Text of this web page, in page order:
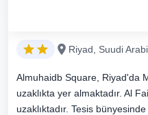
Riyad, Suudi
Almuhaidb Square, Riyad'da
uzaklıkta yer almaktadır. Al
uzaklıktadır. Tesis